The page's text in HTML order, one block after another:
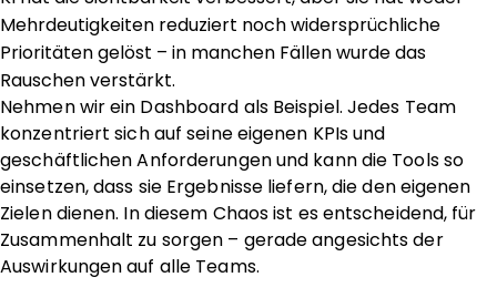
Mehrdeutigkeiten reduziert noch widersprüchliche
Prioritäten gelöst – in manchen Fällen wurde das
Rauschen verstärkt.
Nehmen wir ein Dashboard als Beispiel. Jedes Team
konzentriert sich auf seine eigenen KPIs und
geschäftlichen Anforderungen und kann die Tools so
einsetzen, dass sie Ergebnisse liefern, die den eigenen
Zielen dienen. In diesem Chaos ist es entscheidend, für
Zusammenhalt zu sorgen – gerade angesichts der
Auswirkungen auf alle Teams.